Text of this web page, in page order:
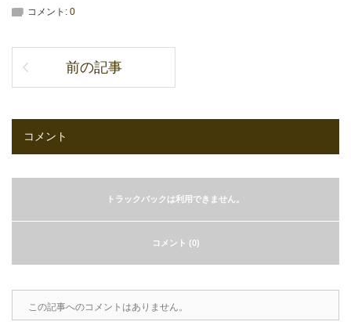
コメント: 0
前の記事
コメント
トラックバックは利用できません。
コメント (0)
この記事へのコメントはありません。